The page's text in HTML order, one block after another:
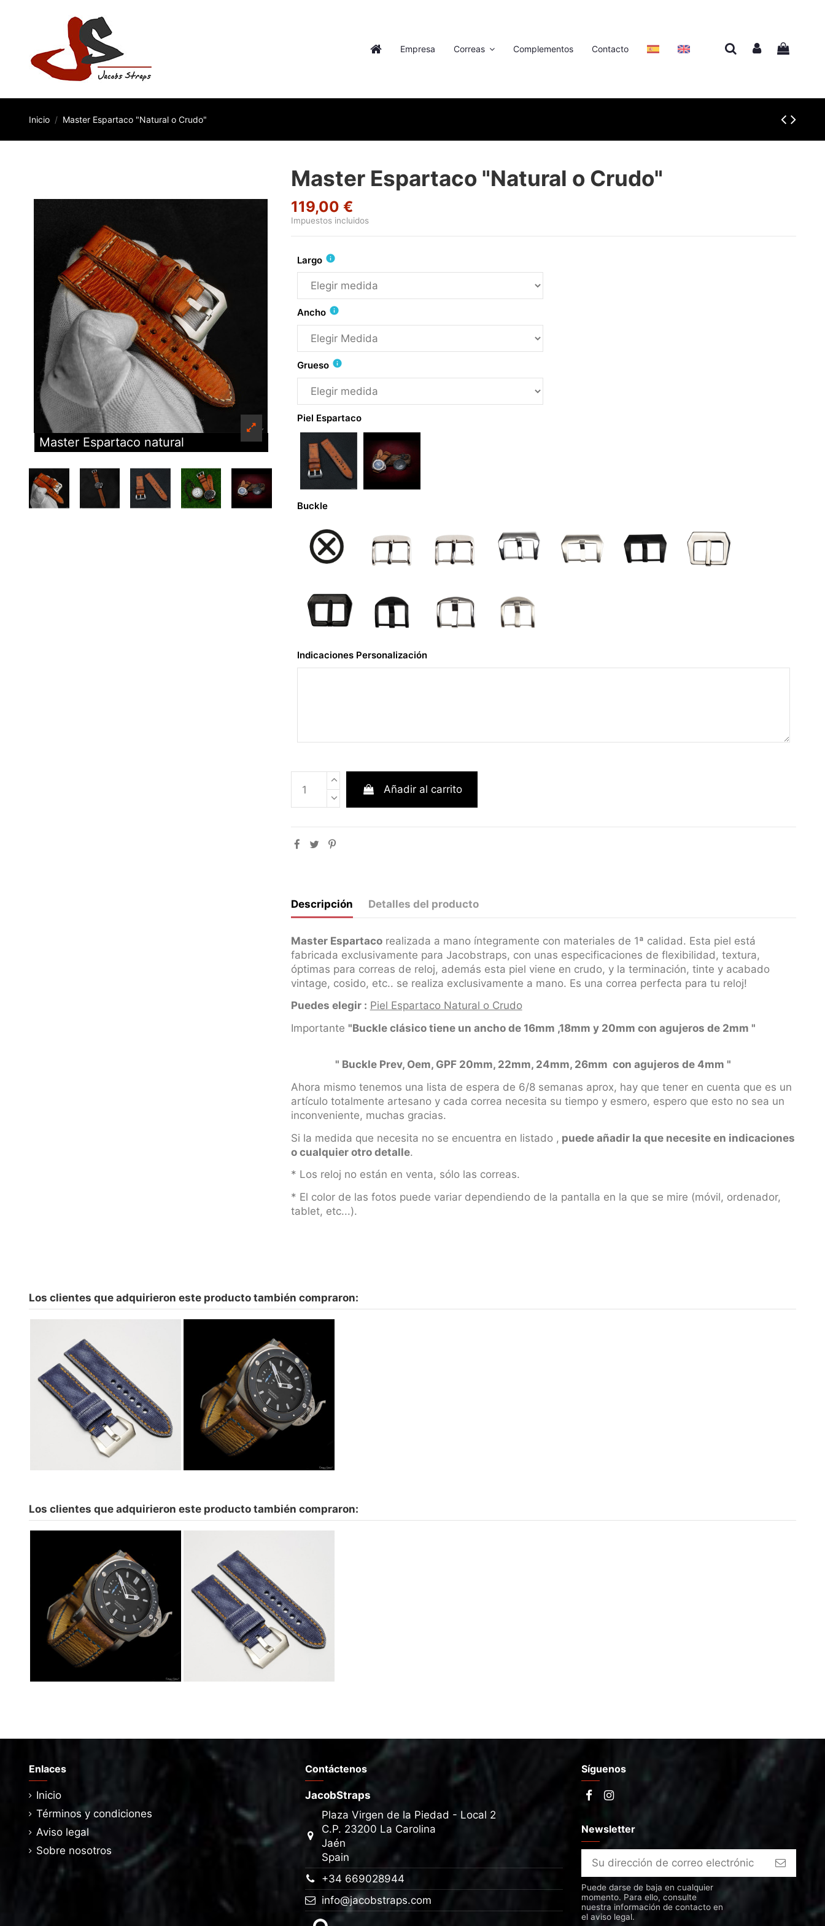
Empresa Correas Complementos Contacto
Inicio Master Espartaco "Natural o Crudo"
Master Espartaco natural
Master Espartaco "Natural o Crudo"
119,00 €
Impuestos incluidos
Largo info
Ancho info
Grueso info
Piel Espartaco
Buckle
Indicaciones Personalización
Añadir al carrito
Descripción Detalles del producto
Master Espartacorealizada a mano íntegramente con materiales de 1ª calidad. Esta piel está
fabricada exclusivamente para Jacobstraps, con unas especificaciones de flexibilidad, textura,
óptimas para correas de reloj, además esta piel viene en crudo, y la terminación, tinte y acabado
vintage, cosido, etc.. se realiza exclusivamente a mano. Es una correa perfecta para tu reloj!
Puedes elegir : Piel Espartaco Natural o Crudo
Importante "Buckle clásico tiene un ancho de 16mm ,18mm y 20mm con agujeros de 2mm "
" Buckle Prev, Oem, GPF 20mm, 22mm, 24mm, 26mm con agujeros de 4mm "
Ahora mismo tenemos una lista de espera de 6/8 semanas aprox, hay que tener en cuenta que es un
artículo totalmente artesano y cada correa necesita su tiempo y esmero, espero que esto no sea un
inconveniente, muchas gracias.
Si la medida que necesita no se encuentra en listado , puede añadir la que necesite en indicaciones
o cualquier otro detalle.
* Los reloj no están en venta, sólo las correas.
* El color de las fotos puede variar dependiendo de la pantalla en la que se mire (móvil, ordenador,
tablet, etc...).
Los clientes que adquirieron este producto también compraron:
Plana Canvas Vintage- Color
Canvas a elegir
84,00 €
Los clientes que adquirieron este producto también compraron:
Master Atenea Golden
119,00 €
Plana Canvas Vintage- Color
Canvas a elegir
84,00 €
Enlaces
Inicio
Términos y condiciones
Aviso legal
Sobre nosotros
Contáctenos
JacobStraps
Plaza Virgen de la Piedad - Local 2
C.P. 23200 La Carolina
Jaén
Spain
+34 669028944
info@jacobstraps.com
Síguenos
Newsletter
Puede darse de baja en cualquier
momento. Para ello, consulte
nuestra información de contacto en
el aviso legal.